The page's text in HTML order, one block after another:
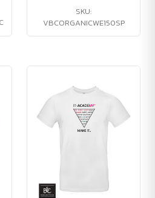
SKU:
VBCORGANICWE150SP